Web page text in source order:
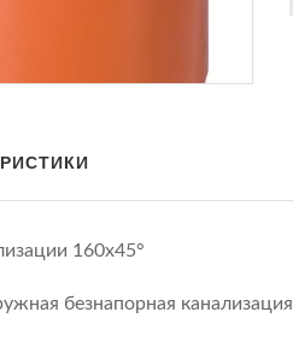
160х45°
безнапорная канализация